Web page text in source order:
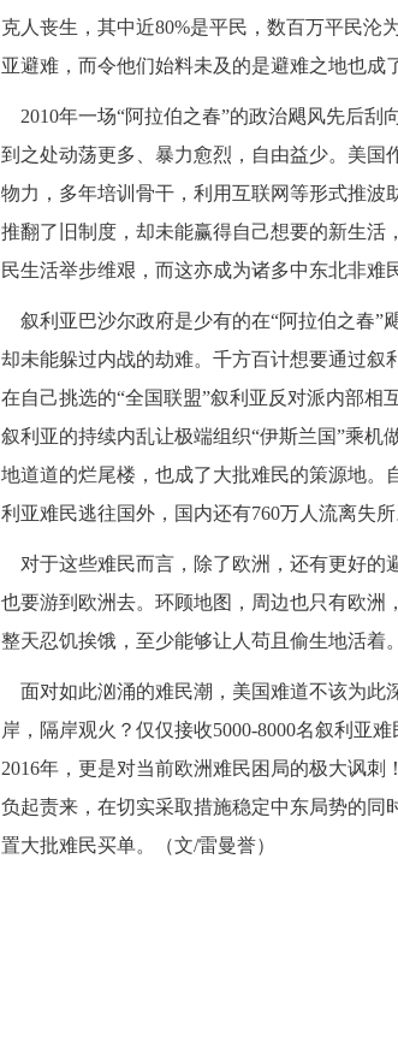
克人丧生，其中近80%是平民，数百万平民沦
亚避难，而令他们始料未及的是避难之地也成
2010年一场“阿拉伯之春”的政治飓风先后刮
到之处动荡更多、暴力愈烈，自由益少。美国
物力，多年培训骨干，利用互联网等形式推波
推翻了旧制度，却未能赢得自己想要的新生活
民生活举步维艰，而这亦成为诸多中东北非难
叙利亚巴沙尔政府是少有的在“阿拉伯之春”
却未能躲过内战的劫难。千方百计想要通过叙
在自己挑选的“全国联盟”叙利亚反对派内部相
叙利亚的持续内乱让极端组织“伊斯兰国”乘机
地道道的烂尾楼，也成了大批难民的策源地。
利亚难民逃往国外，国内还有760万人流离失所
对于这些难民而言，除了欧洲，还有更好的
也要游到欧洲去。环顾地图，周边也只有欧洲
整天忍饥挨饿，至少能够让人苟且偷生地活着。
面对如此汹涌的难民潮，美国难道不该为此
岸，隔岸观火？仅仅接收5000-8000名叙利亚
2016年，更是对当前欧洲难民困局的极大讽
负起责来，在切实采取措施稳定中东局势的
置大批难民买单。（文/雷曼誉）